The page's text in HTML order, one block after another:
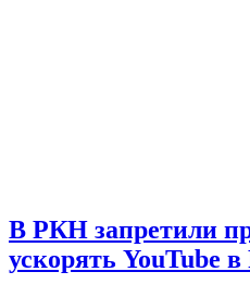
В РКН запретили
ускорять YouTube в